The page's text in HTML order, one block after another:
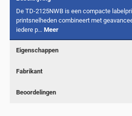
De TD-2125NWB is een compacte
printsnelheden combineert met
iedere p… Meer
Eigenschappen
Fabrikant
Beoordelingen